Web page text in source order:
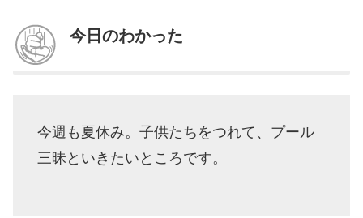
今日のわかった
今週も夏休み。子供たちをつれて、プール
三昧といきたいところです。